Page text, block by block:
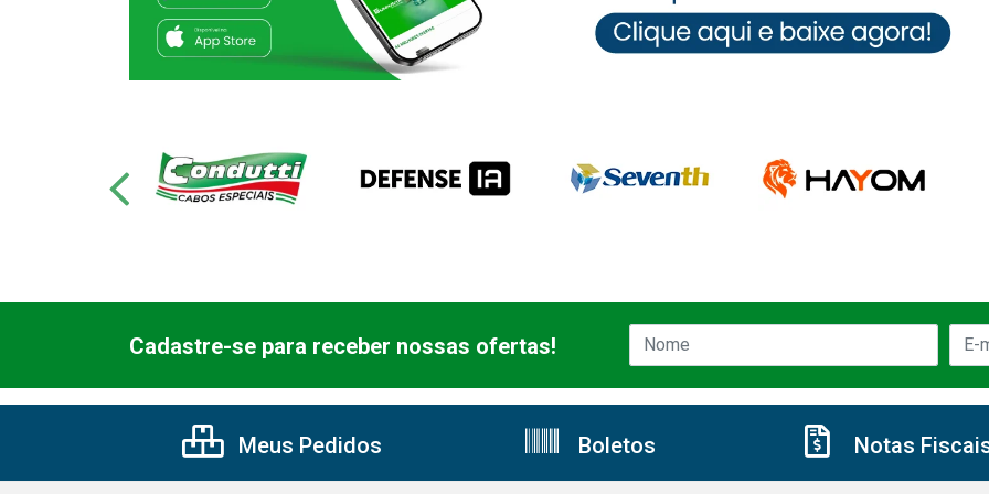
Cadastre-se para receber nossas ofertas!
Meus Pedidos Boletos Notas